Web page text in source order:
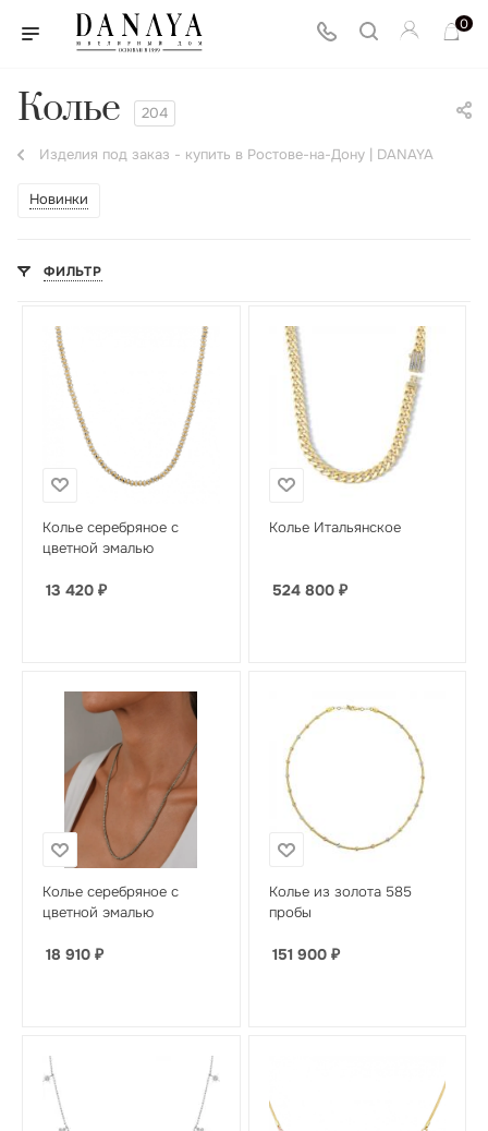
0
Колье 204
Изделия под заказ - купить в Ростове-на-Дону | DANAYA
Новинки
ФИЛЬТР
Колье серебряное с
цветной эмалью
13 420 ₽
Колье Итальянское
524 800₽
Колье серебряное с
цветной эмалью
18 910 ₽
Колье из золота 585
пробы
151 900₽